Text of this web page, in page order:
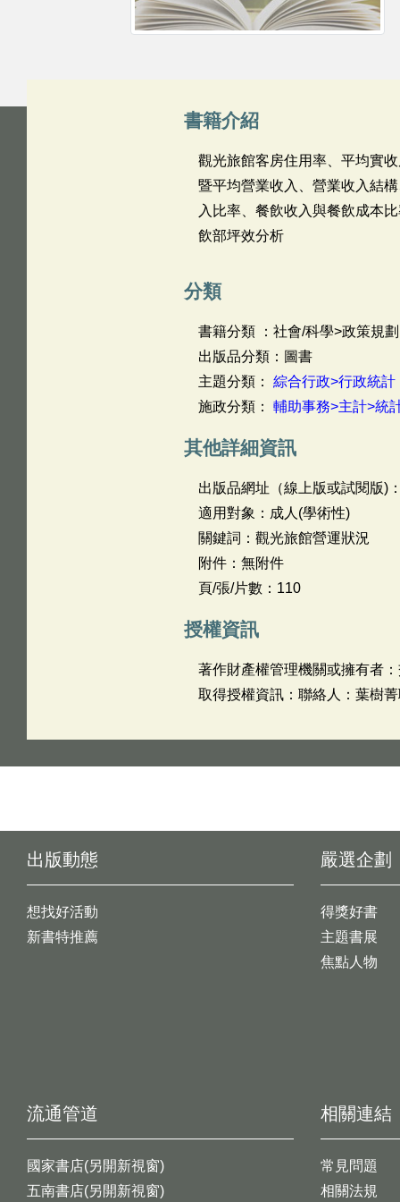
書籍介紹
觀光旅館客房住用率、平均實
暨平均營業收入、營業收入結
入比率、餐飲收入與餐飲成本
飲部坪效分析
分類
書籍分類 ：社會/科學>政策規劃
出版品分類：圖書
主題分類： 綜合行政>行政統計
施政分類： 輔助事務>主計>統
其他詳細資訊
出版品網址（線上版或試閱版)
適用對象：成人(學術性)
關鍵詞：觀光旅館營運狀況
附件：無附件
頁/張/片數：110
授權資訊
著作財產權管理機關或擁有者
取得授權資訊：聯絡人：葉樹
出版動態
想找好活動
新書特推薦
嚴選企劃
得獎好書
主題書展
焦點人物
流通管道
國家書店(另開新視窗)
五南書店(另開新視窗)
相關連結
常見問題
相關法規